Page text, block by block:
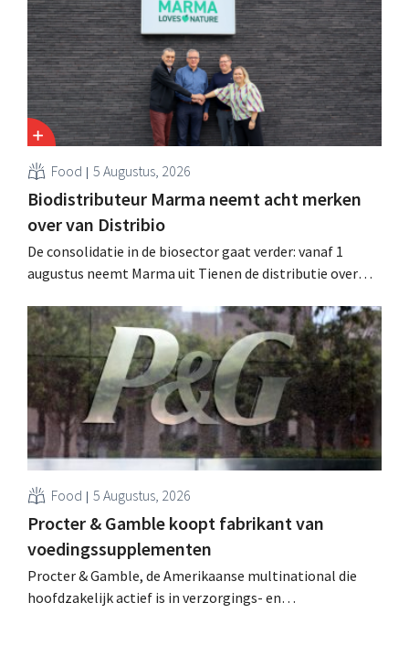
toenmalig Belgisch marktleider GB over.
Food 5 Augustus, 2026
Biodistributeur Marma neemt acht merken
over van Distribio
De consolidatie in de biosector gaat verder: vanaf 1
augustus neemt Marma uit Tienen de distributie over
Beide bedrijven willen zich zo sterker op hun
kernactiviteiten concentreren.
Food 5 Augustus, 2026
Procter & Gamble koopt fabrikant van
voedingssupplementen
Procter & Gamble, de Amerikaanse multinational die
hoofdzakelijk actief is in verzorgings- en